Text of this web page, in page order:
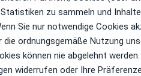
nicht verfügbar
senden
zu sammeln und
Sie nur notwendige Cookies
ordnungsgemäße Nutzung
können nie abgelehnt werden.
widerrufen oder Ihre